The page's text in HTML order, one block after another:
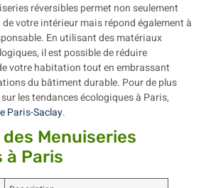
réversibles permet non seulement
votre intérieur mais répond également à
En utilisant des matériaux
il est possible de réduire
votre habitation tout en embrassant
du bâtiment durable. Pour de plus
les tendances écologiques à Paris,
Paris-Saclay.
Menuiseries
à Paris